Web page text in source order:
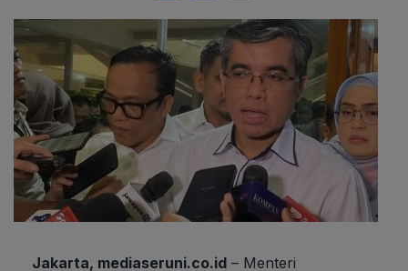
Jakarta, mediaseruni.co.id – Menteri